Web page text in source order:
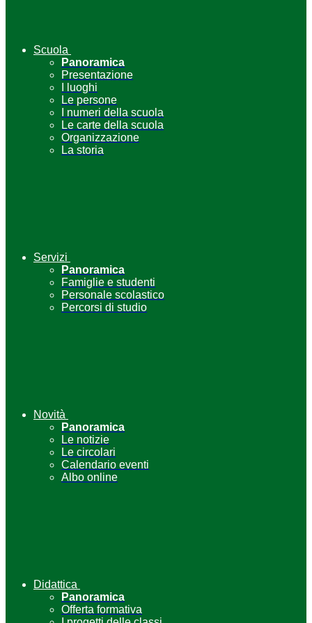
Scuola
Panoramica
Presentazione
I luoghi
Le persone
I numeri della scuola
Le carte della scuola
Organizzazione
La storia
Servizi
Panoramica
Famiglie e studenti
Personale scolastico
Percorsi di studio
Novità
Panoramica
Le notizie
Le circolari
Calendario eventi
Albo online
Didattica
Panoramica
Offerta formativa